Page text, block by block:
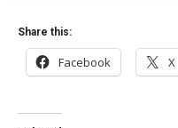
Share this:
Facebook X